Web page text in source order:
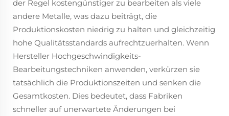
der Regel kostengünstiger zu bearbeiten als viele
andere Metalle, was dazu beiträgt, die
Produktionskosten niedrig zu halten und gleichzeitig
hohe Qualitätsstandards aufrechtzuerhalten. Wenn
Hersteller Hochgeschwindigkeits-
Bearbeitungstechniken anwenden, verkürzen sie
tatsächlich die Produktionszeiten und senken die
Gesamtkosten. Dies bedeutet, dass Fabriken
schneller auf unerwartete Änderungen bei